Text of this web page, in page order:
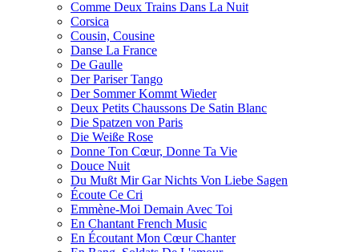
Comme Deux Trains Dans La Nuit
Corsica
Cousin, Cousine
Danse La France
De Gaulle
Der Pariser Tango
Der Sommer Kommt Wieder
Deux Petits Chaussons De Satin Blanc
Die Spatzen von Paris
Die Weiße Rose
Donne Ton Cœur, Donne Ta Vie
Douce Nuit
Du Mußt Mir Gar Nichts Von Liebe Sagen
Écoute Сe Сri
Emmène-Moi Demain Avec Toi
En Chantant French Music
En Écoutant Mon Cœur Chanter